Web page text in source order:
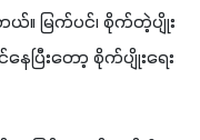
။ မြက်ပင်၊ စိုက်တဲ့ပျိုး
ြီးတော့ စိုက်ပျိုးရေး